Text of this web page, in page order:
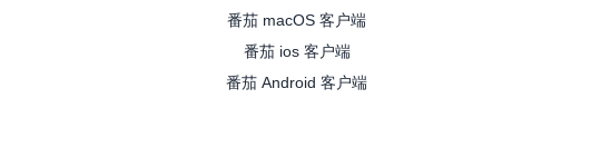
番茄 macOS 客户端
番茄 ios 客户端
番茄 Android 客户端